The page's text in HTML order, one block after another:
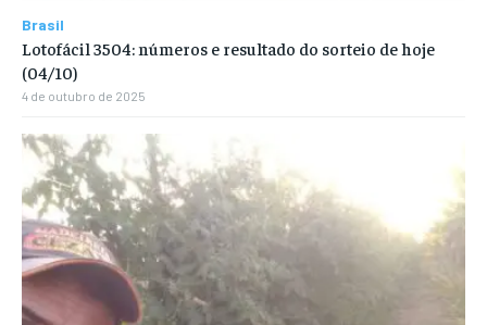
Brasil
Lotofácil 3504: números e resultado do sorteio de hoje
(04/10)
4 de outubro de 2025